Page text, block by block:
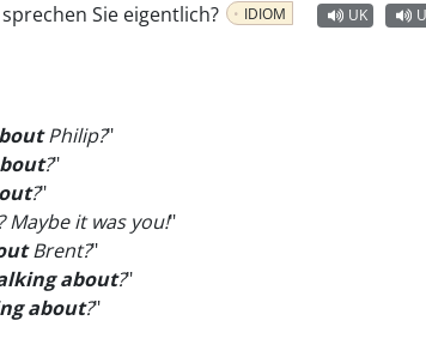
Sie eigentlich? IDIOM UK
Philip?"
?"
?"
Maybe it was you!"
Brent?"
about?"
about?"